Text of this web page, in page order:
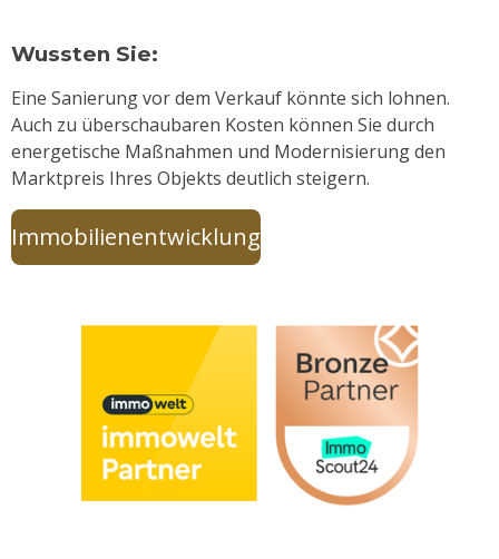
Wussten Sie:
Eine Sanierung vor dem Verkauf könnte sich lohnen.
Auch zu überschaubaren Kosten können Sie durch
energetische Maßnahmen und Modernisierung den
Marktpreis Ihres Objekts deutlich steigern.
Immobilienentwicklung